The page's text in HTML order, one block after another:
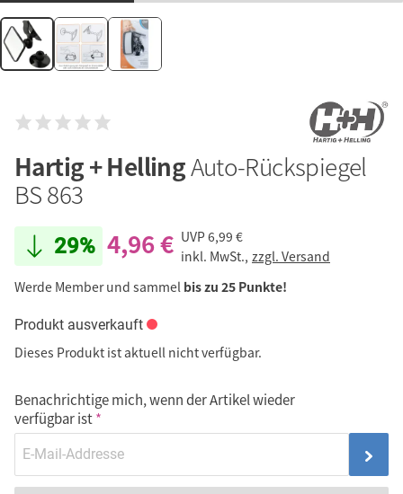
Hartig + HellingAuto-Rückspiegel
BS 863
29% 4,96 € UVP6,99 €
inkl. MwSt., zzgl. Versand
Werde Member und sammel bis zu 25 Punkte!
Produkt ausverkauft
Dieses Produkt ist aktuell nicht verfügbar.
Benachrichtige mich, wenn der Artikel wieder
verfügbar ist